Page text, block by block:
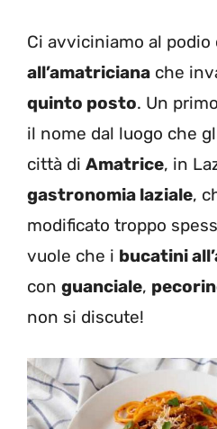
Ci avviciniamo al podio
all’amatriciana che
quinto posto. Un
il nome dal luogo che
città di Amatrice, in
gastronomia laziale,
modificato troppo
vuole che i bucatini
con guanciale,
non si discute!